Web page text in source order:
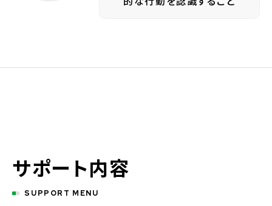
サポート内容
SUPPORT MENU